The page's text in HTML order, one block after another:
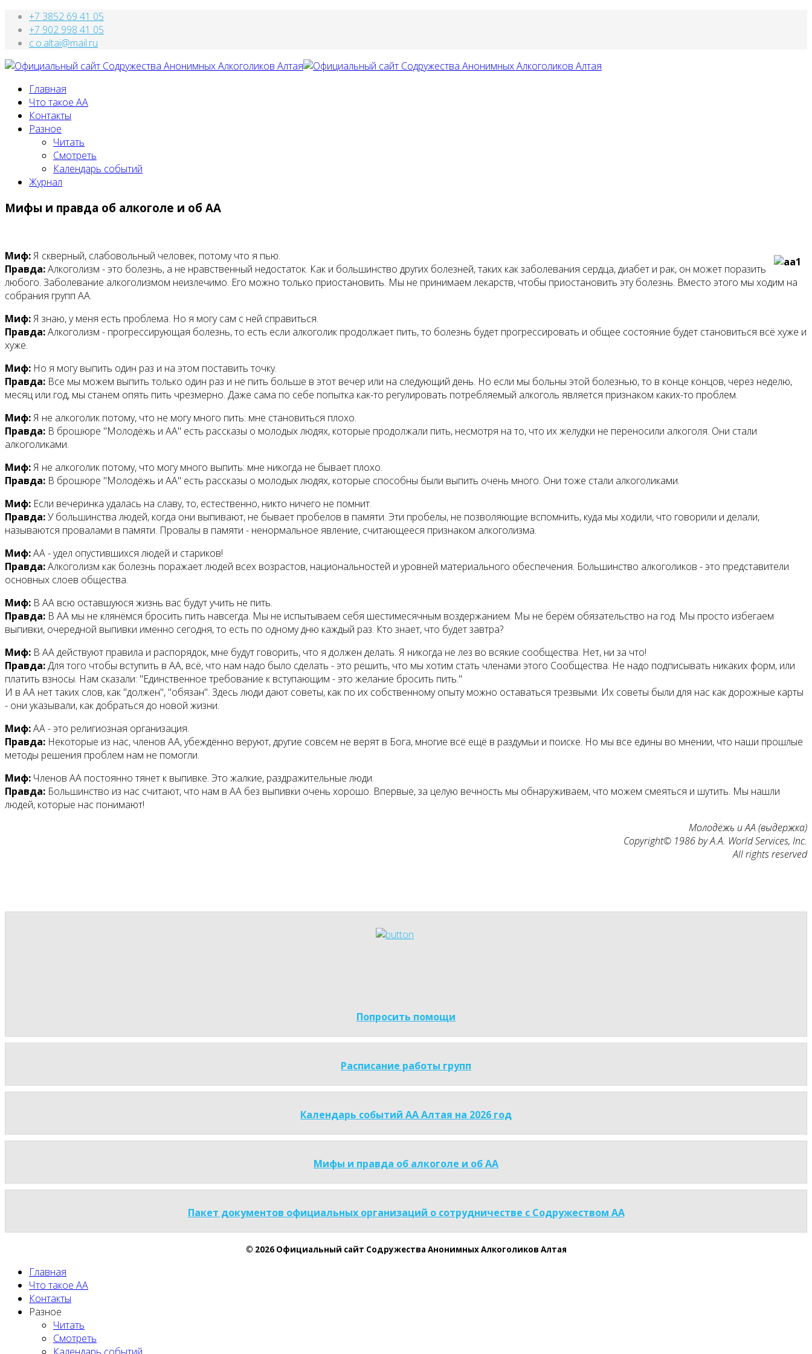
+7 3852 69 41 05
+7 902 998 41 05
c.o.altai@mail.ru
Главная
Что такое АА
Контакты
Разное
Читать
Смотреть
Календарь событий
Журнал
Мифы и правда об алкоголе и об АА
Миф:Я скверный, слабовольный человек, потому что я пью.
Правда:Алкоголизм - это болезнь, а не нравственный недостаток. Как и большинство других болезней, таких как заболевания сердца, диабет и рак, он может поразить
любого. Заболевание алкоголизмом неизлечимо. Его можно только приостановить. Мы не принимаем лекарств, чтобы приостановить эту болезнь. Вместо этого мы ходим на
собрания групп АА.
Миф:Я знаю, у меня есть проблема. Но я могу сам с ней справиться.
Правда:Алкоголизм - прогрессирующая болезнь, то есть если алкоголик продолжает пить, то болезнь будет прогрессировать и общее состояние будет становиться всё хуже и
хуже.
Миф: Но я могу выпить один раз и на этом поставить точку.
Правда: Все мы можем выпить только один раз и не пить больше в этот вечер или на следующий день. Но если мы больны этой болезнью, то в конце концов, через неделю,
месяц или год, мы станем опять пить чрезмерно. Даже сама по себе попытка как-то регулировать потребляемый алкоголь является признаком каких-то проблем.
Миф:Я не алкоголик потому, что не могу много пить: мне становиться плохо.
Правда: В брошюре "Молодёжь и АА" есть рассказы о молодых людях, которые продолжали пить, несмотря на то, что их желудки не переносили алкоголя. Они стали
алкоголиками.
Миф:Я не алкоголик потому, что могу много выпить: мне никогда не бывает плохо.
Правда: В брошюре "Молодёжь и АА" есть рассказы о молодых людях, которые способны были выпить очень много. Они тоже стали алкоголиками.
Миф: Если вечеринка удалась на славу, то, естественно, никто ничего не помнит.
Правда:У большинства людей, когда они выпивают, не бывает пробелов в памяти. Эти пробелы, не позволяющие вспомнить, куда мы ходили, что говорили и делали,
называются провалами в памяти. Провалы в памяти - ненормальное явление, считающееся признаком алкоголизма.
Миф:АА - удел опустившихся людей и стариков!
Правда:Алкоголизм как болезнь поражает людей всех возрастов, национальностей и уровней материального обеспечения. Большинство алкоголиков - это представители
основных слоев общества.
Миф: В АА всю оставшуюся жизнь вас будут учить не пить.
Правда: В АА мы не клянёмся бросить пить навсегда. Мы не испытываем себя шестимесячным воздержанием. Мы не берём обязательство на год. Мы просто избегаем
выпивки, очередной выпивки именно сегодня, то есть по одному дню каждый раз. Кто знает, что будет завтра?
Миф: В АА действуют правила и распорядок, мне будут говорить, что я должен делать. Я никогда не лез во всякие сообщества. Нет, ни за что!
Правда:Для того чтобы вступить в АА, всё, что нам надо было сделать - это решить, что мы хотим стать членами этого Сообщества. Не надо подписывать никаких форм, или
платить взносы. Нам сказали: "Единственное требование к вступающим - это желание бросить пить."
И в АА нет таких слов, как "должен", "обязан". Здесь люди дают советы, как по их собственному опыту можно оставаться трезвыми. Их советы были для нас как дорожные карты
- они указывали, как добраться до новой жизни.
Миф:АА - это религиозная организация.
Правда: Некоторые из нас, членов АА, убеждённо веруют, другие совсем не верят в Бога, многие всё ещё в раздумьи и поиске. Но мы все едины во мнении, что наши прошлые
методы решения проблем нам не помогли.
Миф: Членов АА постоянно тянет к выпивке. Это жалкие, раздражительные люди.
Правда: Большинство из нас считают, что нам в АА без выпивки очень хорошо. Впервые, за целую вечность мы обнаруживаем, что можем смеяться и шутить. Мы нашли
людей, которые нас понимают!
Молодёжь и АА (выдержка)
Copyright© 1986 by A.A. World Services, Inc.
All rights reserved
Попросить помощи
Расписание работы групп
Календарь событий АА Алтая на 2026 год
Мифы и правда об алкоголе и об АА
Пакет документов официальных организаций о сотрудничестве с Содружеством АА
© 2026 Официальный сайт Содружества Анонимных Алкоголиков Алтая
Главная
Что такое АА
Контакты
Разное
Читать
Смотреть